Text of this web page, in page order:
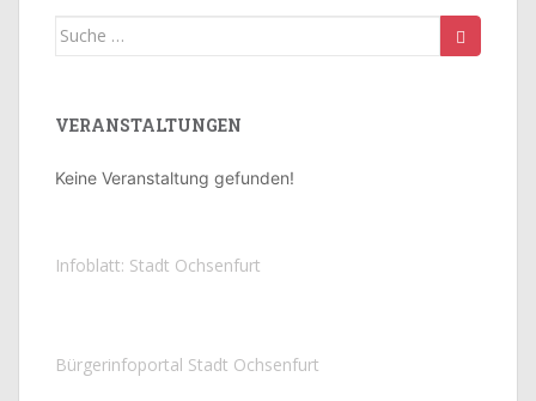
Suche
VERANSTALTUNGEN
Keine Veranstaltung gefunden!
Infoblatt: Stadt Ochsenfurt
Bürgerinfoportal Stadt Ochsenfurt